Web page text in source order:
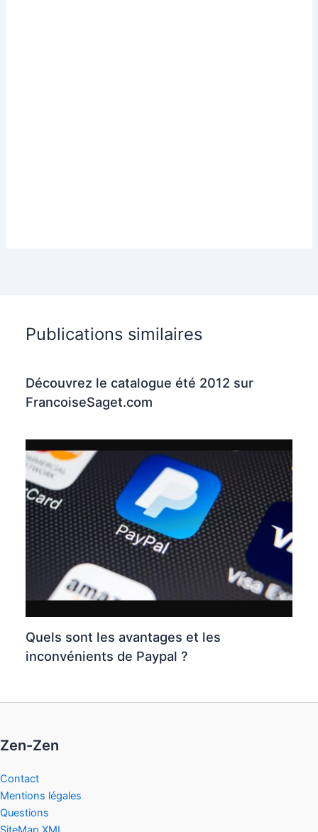
Publications similaires
Découvrez le catalogue été 2012 sur
FrancoiseSaget.com
Quels sont les avantages et les
inconvénients de Paypal ?
Zen-Zen
Contact
Mentions légales
Questions